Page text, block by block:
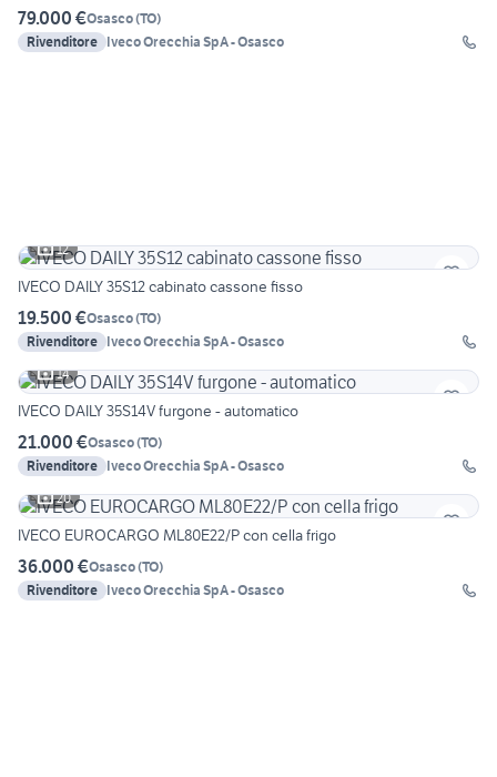
79.000 €Osasco(TO)
Rivenditore Iveco Orecchia SpA - Osasco
12
IVECO DAILY 35S12 cabinato cassone fisso
19.500 €Osasco(TO)
Rivenditore Iveco Orecchia SpA - Osasco
14
IVECO DAILY 35S14V furgone - automatico
21.000 €Osasco(TO)
Rivenditore Iveco Orecchia SpA - Osasco
20
IVECO EUROCARGO ML80E22/P con cella frigo
36.000 €Osasco(TO)
Rivenditore Iveco Orecchia SpA - Osasco